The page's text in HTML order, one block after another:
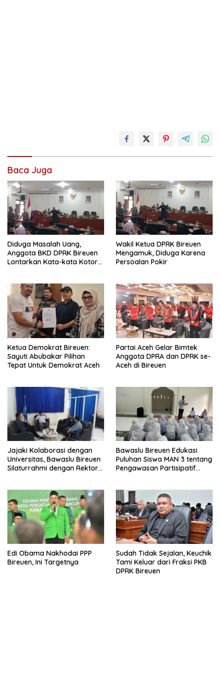
Baca Juga
Diduga Masalah Uang,
Anggota BKD DPRK Bireuen
Lontarkan Kata-kata Kotor
Wakil Ketua DPRK Bireuen
Mengamuk, Diduga Karena
Persoalan Pokir
Ketua Demokrat Bireuen:
Sayuti Abubakar Pilihan
Tepat Untuk Demokrat Aceh
Partai Aceh Gelar Bimtek
Anggota DPRA dan DPRK se-
Aceh di Bireuen
Jajaki Kolaborasi dengan
Universitas, Bawaslu Bireuen
Silaturrahmi dengan Rektor
Bawaslu Bireuen Edukasi
Puluhan Siswa MAN 3 tentang
Pengawasan Partisipatif
Edi Obama Nakhodai PPP
Bireuen, Ini Targetnya
Sudah Tidak Sejalan, Keuchik
Tami Keluar dari Fraksi PKB
DPRK Bireuen